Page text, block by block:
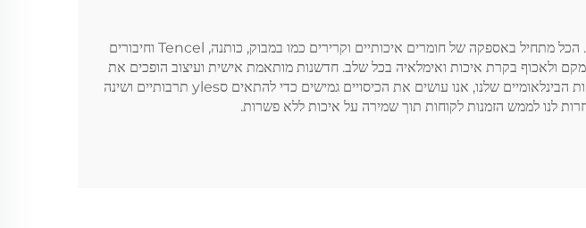
ונוח ללחץ (בז׳)
ל-‏Musen יש ידע וניסיון בתעשיית טקסטיל הבית, עם דגש על כיסויי מיטה איכותיים בגודל קינג. הכל מתחיל באספקה של חומרים איכותיים וקרירים כמו במבוק, כותנה, Tencel וחיבורים
ולאכוף בקרת איכות ואימלאיה בכל שלב. חדשנות מותאמת אישית ועיצוב הופכים את
הכיסויים שלנו למראה נעים, נוחים במיוחד ופונקציונליים. בהבנת הצרכים הטקстиילים של הלקוחות הבינלאומיים שלנו, אנו עושים את הכיסויים גמישים כדי להתאים סyles תרבותיים ושינה